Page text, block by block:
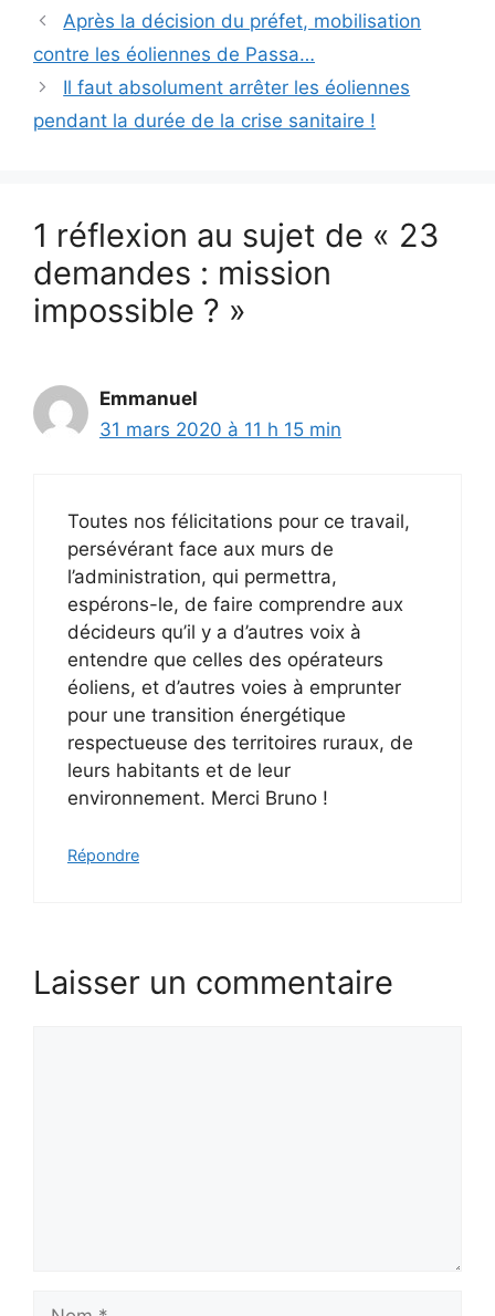
Après la décision du préfet, mobilisation
contre les éoliennes de Passa…
Il faut absolument arrêter les éoliennes
pendant la durée de la crise sanitaire !
1 réflexion au sujet de « 23
demandes : mission
impossible ? »
Emmanuel
31 mars 2020 à 11 h 15 min
Toutes nos félicitations pour ce travail,
persévérant face aux murs de
l’administration, qui permettra,
espérons-le, de faire comprendre aux
décideurs qu’il y a d’autres voix à
entendre que celles des opérateurs
éoliens, et d’autres voies à emprunter
pour une transition énergétique
respectueuse des territoires ruraux, de
leurs habitants et de leur
environnement. Merci Bruno !
Répondre
Laisser un commentaire
Nom